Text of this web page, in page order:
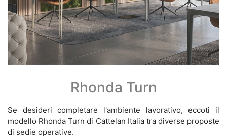
Rhonda Turn
Se desideri completare l'ambiente lavorativo, eccoti il
modello Rhonda Turn di Cattelan Italia tra diverse proposte
di sedie operative.